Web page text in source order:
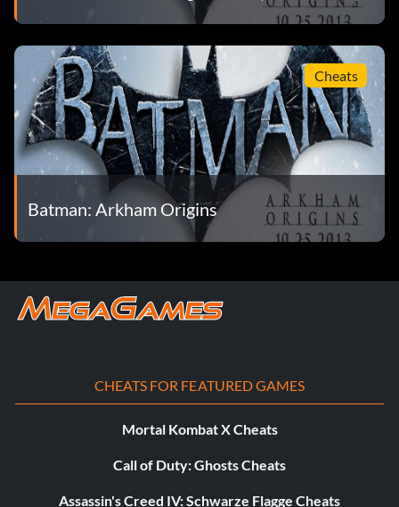
Greatest Detective Dark Knight track.
Legend of the Dark Knight (Silver): Complete all Dark
Knight challenges.
Crime Scene Investigator (Bronze): Complete all
Casefiles.
Crime Fighter (Bronze): Stop 20 Crime in Progress.
Thanks, old friend (Bronze): Hear everything Alfred has
Personal Trainer (Bronze): Obtain all the medals on
Combat Training maps.
maps in Challenge mode.
I’ve Got This (Bronze): Acquire all upgrades.
Free Flow Fifty (Bronze): Reach x50 Combo.
Cheats
Batman: Arkham Origins
CHEATS FOR FEATURED GAMES
Mortal Kombat X Cheats
Call of Duty: Ghosts Cheats
Assassin's Creed IV: Schwarze Flagge Cheats